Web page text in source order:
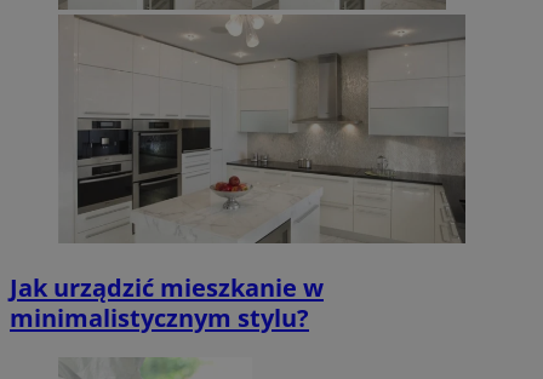
Jak urządzić mieszkanie w
minimalistycznym stylu?